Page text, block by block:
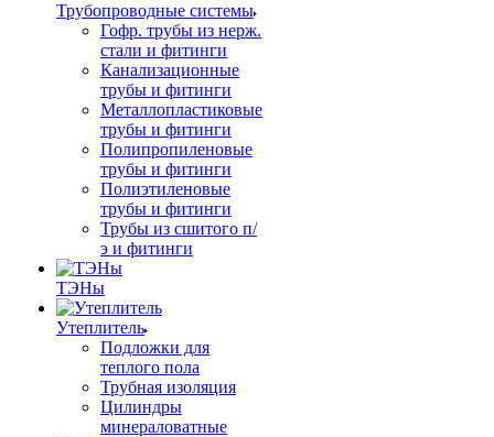
Трубопроводные системы
Гофр. трубы из нерж.
стали и фитинги
Канализационные
трубы и фитинги
Металлопластиковые
трубы и фитинги
Полипропиленовые
трубы и фитинги
Полиэтиленовые
трубы и фитинги
Трубы из сшитого п/
э и фитинги
ТЭНы
Утеплитель
Подложки для
теплого пола
Трубная изоляция
Цилиндры
минераловатные